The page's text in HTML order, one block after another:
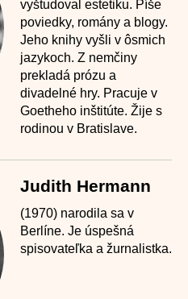
vyštudoval estetiku. Píše
poviedky, romány a blogy.
Jeho knihy vyšli v ôsmich
jazykoch. Z nemčiny
prekladá prózu a
divadelné hry. Pracuje v
Goetheho inštitúte. Žije s
rodinou v Bratislave.
Judith Hermann
(1970) narodila sa v
Berlíne. Je úspešná
spisovateľka a žurnalistka.